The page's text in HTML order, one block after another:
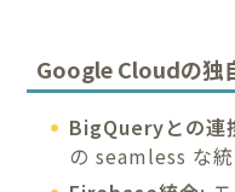
Google Cloudの独
BigQueryとの連
の seamless な